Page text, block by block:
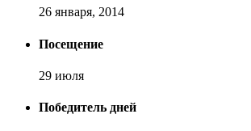
26 января, 2014
Посещение
29 июля
Победитель дней